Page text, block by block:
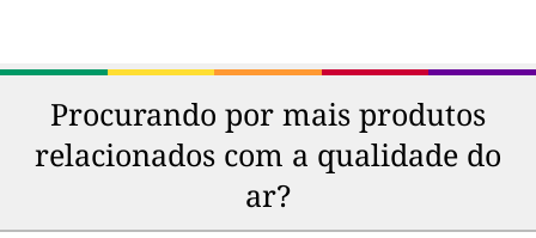
Procurando por mais produtos
relacionados com a qualidade do
ar?